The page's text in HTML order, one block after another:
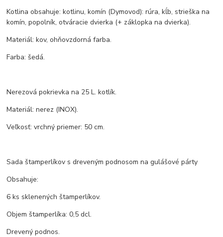
Kotlina obsahuje: kotlinu, komín (Dymovod): rúra, kĺb, strieška na
komín, popolník, otváracie dvierka (+ záklopka na dvierka).
Materiál: kov, ohňovzdorná farba.
Farba: šedá.
Nerezová pokrievka na 25 L. kotlík.
Materiál: nerez (INOX).
Veľkosť: vrchný priemer: 50 cm.
Sada štamperlíkov s dreveným podnosom na gulášové párty
Obsahuje:
6 ks sklenených štamperlíkov.
Objem štamperlíka: 0,5 dcl.
Drevený podnos.